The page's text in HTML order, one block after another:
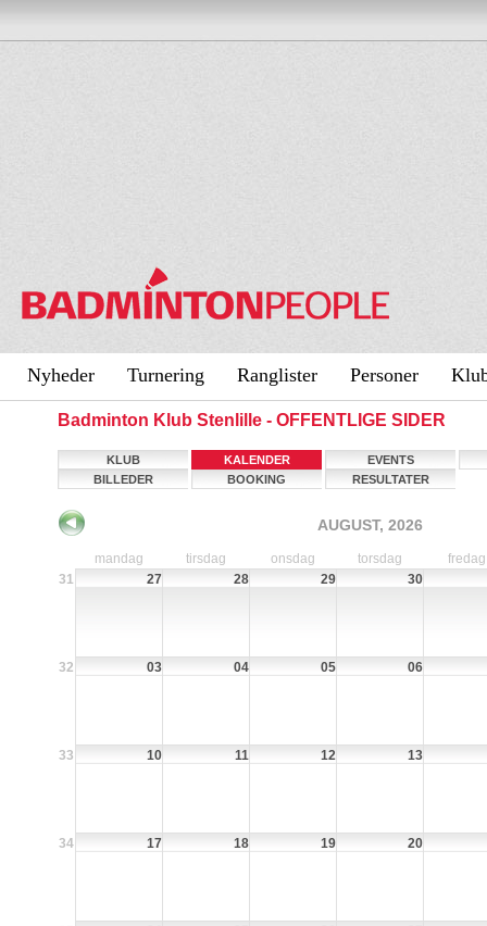
Nyheder Turnering Ranglister Personer
Badminton Klub Stenlille - OFFENTLIGE SIDER
KLUB KALENDER
EVENTS
BILLEDER
BOOKING RESULTATER
AUGUST, 2026
mandag tirsdag onsdag torsdag
fredag
31
27 28 29 30
32 03 04 05 06
33 10 11 12 13
34 17 18 19 20